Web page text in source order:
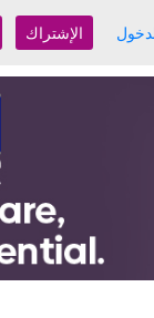
الإشتراك